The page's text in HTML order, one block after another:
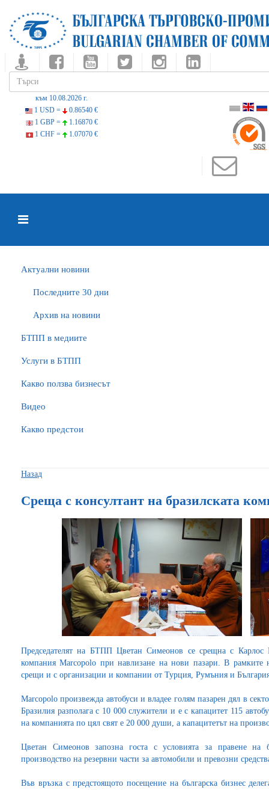
към 10.08.2026 г.
1 USD =
0.86540 €
1 GBP =
1.16870 €
1 CHF =
1.07070 €
Актуални новини
Последните 30 дни
Архив на новини
БTПП в медиите
Услуги в БТПП
Какво ползва бизнесът
Видео
Какво предстои
Назад
Среща с консултант на бразилската
Председателят на БТПП Цветан Симеонов се срещна с Карлос
компания Marcopolo при навлизане на нови пазари. В рамките
срещи и с организации и компании от Турция, Румъния и
Marcopolo произвежда автобуси и владее голям пазарен дял в
Бразилия разполага с 10 000 служители и е с капацитет 115
на компанията по цял свят е 20 000 души, а капацитетът на
Цветан Симеонов запозна госта с условията за правене на
производство на резервни части за автомобили и превозни
Във връзка с предстоящото посещение на българска бизнес